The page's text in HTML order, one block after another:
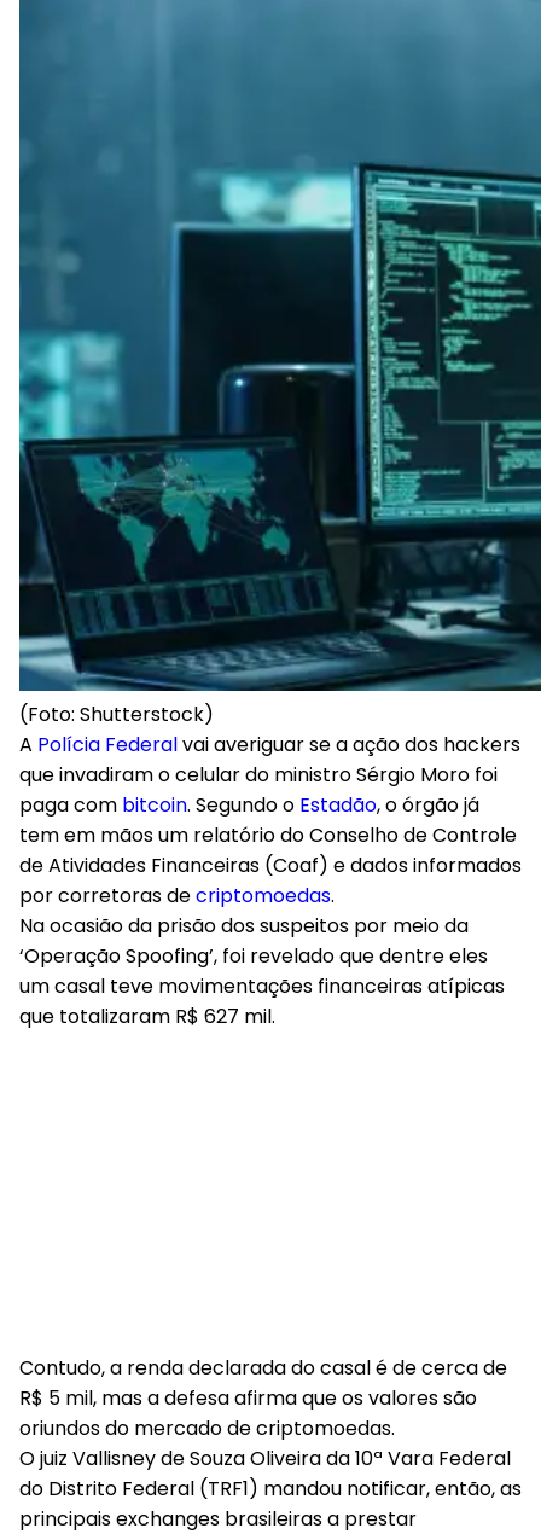
(Foto: Shutterstock)
A Polícia Federalvai averiguar se a ação dos hackers
que invadiram o celular do ministro Sérgio Moro foi
paga com bitcoin. Segundo o Estadão, o órgão já
tem em mãos um relatório do Conselho de Controle
de Atividades Financeiras (Coaf) e dados informados
por corretoras decriptomoedas.
Na ocasião da prisão dos suspeitos por meio da
‘Operação Spoofing’, foi revelado que dentre eles
um casal teve movimentações financeiras atípicas
que totalizaram R$ 627 mil.
Contudo, a renda declarada do casal é de cerca de
R$ 5 mil, mas a defesa afirma que os valores são
oriundos do mercado de criptomoedas.
O juiz Vallisney de Souza Oliveira da 10ª Vara Federal
do Distrito Federal (TRF1) mandou notificar, então, as
principais exchanges brasileiras a prestar